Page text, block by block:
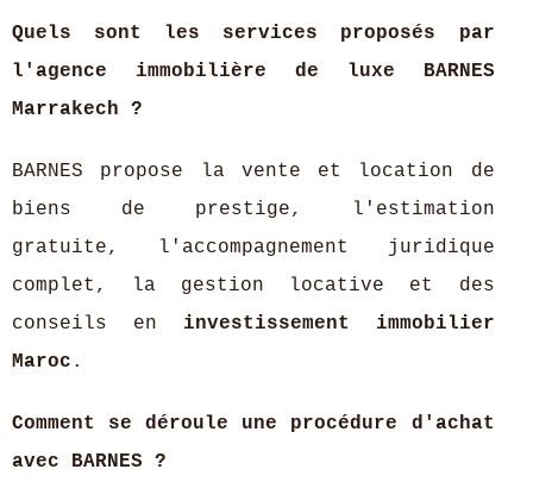
Quels sont les services proposés par
l'agence immobilière de luxe BARNES
Marrakech ?
BARNES propose la vente et location de
biens de prestige, l'estimation
gratuite, l'accompagnement juridique
complet, la gestion locative et des
conseils en investissement immobilier
Maroc .
Comment se déroule une procédure d'achat
avec BARNES ?